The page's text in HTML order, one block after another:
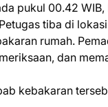
pukul 00.42
tiba di
rumah.
dan
kebakaran